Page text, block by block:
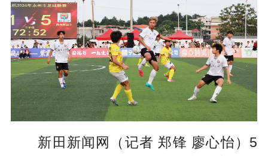
a
y
t
e
r
u
l
新田新闻网（记者 郑锋 廖心怡） 5